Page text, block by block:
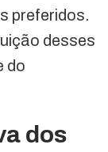
preferidos.
desses
do
dos